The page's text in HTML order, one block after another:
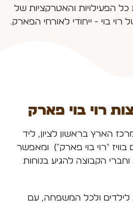
הפעילויות והאטרקציות של
בוי - ייחודי לאורחי הפארק.
רוי בוי פארק
הארץ בראשון לציון, ליד
"רוי בוי פארק") ומאפשר
הקבוצה להגיע בנוחות
לילדים ולכל המשפחה, עם